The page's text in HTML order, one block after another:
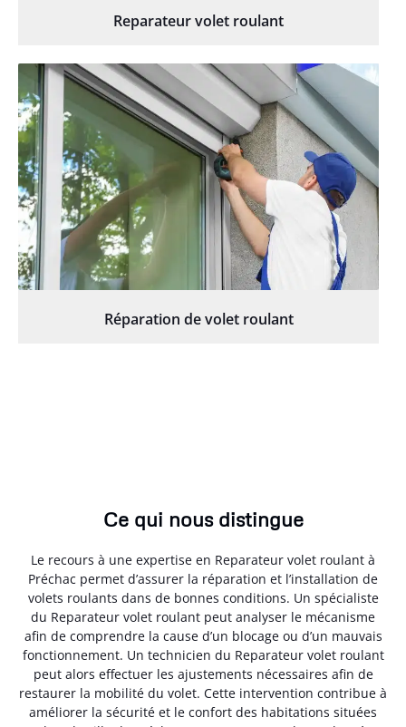
Reparateur volet roulant
Réparation de volet roulant
Ce qui nous distingue
Le recours à une expertise en Reparateur volet roulant à
Préchac permet d’assurer la réparation et l’installation de
volets roulants dans de bonnes conditions. Un spécialiste
du Reparateur volet roulant peut analyser le mécanisme
afin de comprendre la cause d’un blocage ou d’un mauvais
fonctionnement. Un technicien du Reparateur volet roulant
peut alors effectuer les ajustements nécessaires afin de
restaurer la mobilité du volet. Cette intervention contribue à
améliorer la sécurité et le confort des habitations situées